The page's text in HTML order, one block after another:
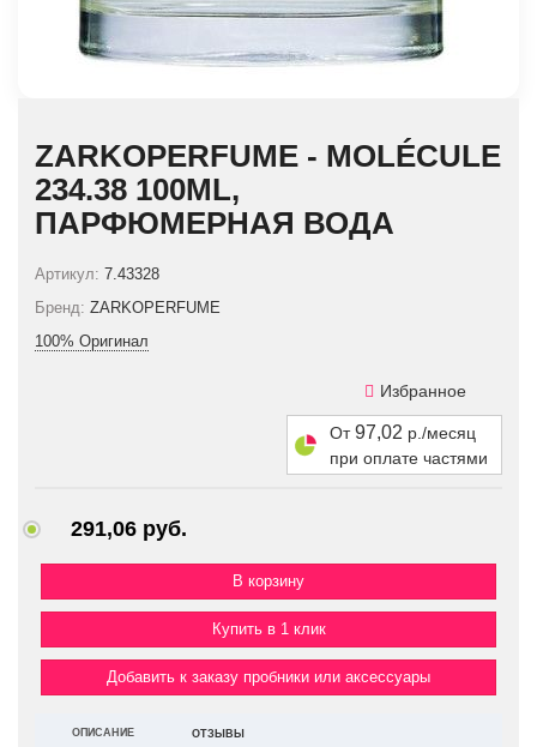
ZARKOPERFUME - MOLÉCULE
234.38 100ML,
ПАРФЮМЕРНАЯ ВОДА
Артикул: 7.43328
Бренд: ZARKOPERFUME
100% Оригинал
Избранное
От97,02 р./месяц
при оплате частями
291,06 руб.
Купить в 1 клик
Добавить к заказу пробники или аксессуары
ОПИСАНИЕ ОТЗЫВЫ